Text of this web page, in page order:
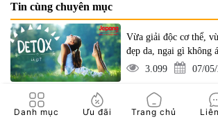
Danh mục Ưu đãi Trang chủ
Tin cùng chuyên mục
Vừa giải độc cơ thể,
đẹp da, ngại gì không
3.099
07/
Giải độc gan Nhật